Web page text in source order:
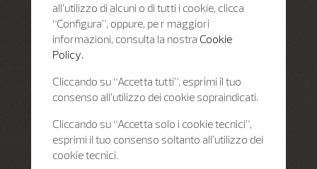
all’utilizzo di alcuni o di tutti i cookie, clicca
“Configura”, oppure, pe r maggiori
informazioni, consulta la nostra Cookie
Policy.
Cliccando su “Accetta tutti”, esprimi il tuo
consenso all’utilizzo dei cookie sopraindicati.
Cliccando su “Accetta solo i cookie tecnici”,
esprimi il tuo consenso soltanto all’utilizzo dei
cookie tecnici.